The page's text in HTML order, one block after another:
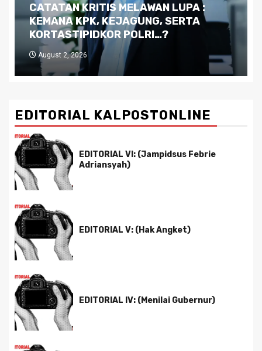
Dilema Kaltim di Tengah Krisis:
Kutukan Sumber Daya Alam dan
Pemimpin yang Tak Kreatif
July 29, 2026
EDITORIAL KALPOSTONLINE
EDITORIAL VI: (Jampidsus Febrie
Adriansyah)
EDITORIAL V: (Hak Angket)
EDITORIAL IV: (Menilai Gubernur)